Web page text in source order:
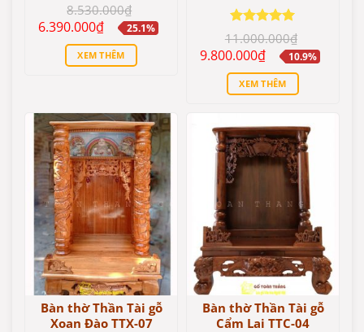
8.530.000₫
Giá
gốc
8.530.000₫.
6.390.000₫Giá
hiện
tại
là:
6.390.000₫.
25.1%
XEM THÊM
Được xếp
hạng55
sao
11.000.000₫
Giá
gốc
11.000.000₫.
9.800.000₫Giá
hiện
tại
là:
9.800.000₫.
10.9%
XEM THÊM
Bàn thờ Thần Tài gỗ
Xoan Đào TTX-07
Bàn thờ Thần Tài gỗ
Cẩm Lai TTC-04